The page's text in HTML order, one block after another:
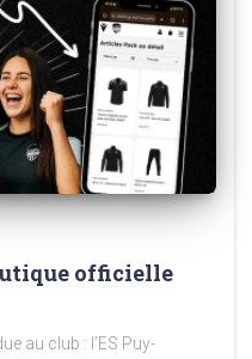
officielle
au club : l’ES Puy-